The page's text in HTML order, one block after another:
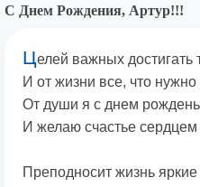
С Днем Рождения, Артур!!!
Целей важных достигать
И от жизни все, что нужно
От души я с днем
И желаю счастье
Преподносит жизнь яркие